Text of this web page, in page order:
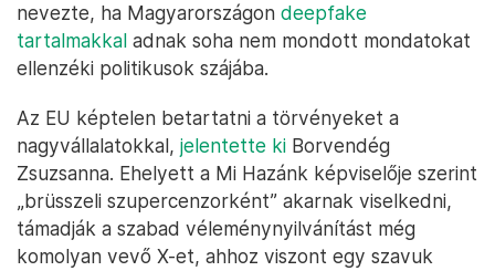
nevezte, ha Magyarországon deepfake
tartalmakkal adnak soha nem mondott mondatokat
ellenzéki politikusok szájába.
Az EU képtelen betartatni a törvényeket a
nagyvállalatokkal, jelentette ki Borvendég
Zsuzsanna. Ehelyett a Mi Hazánk képviselője szerint
„brüsszeli szupercenzorként” akarnak viselkedni,
támadják a szabad véleménynyilvánítást még
komolyan vevő X-et, ahhoz viszont egy szavuk